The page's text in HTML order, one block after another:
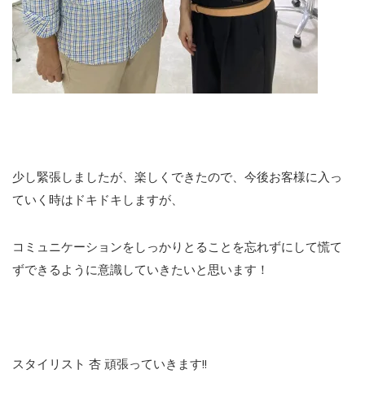
少し緊張しましたが、楽しくできたので、今後お客様に入っ
ていく時はドキドキしますが、
コミュニケーションをしっかりとることを忘れずにして慌て
ずできるように意識していきたいと思います！
スタイリスト 杏 頑張っていきます!!